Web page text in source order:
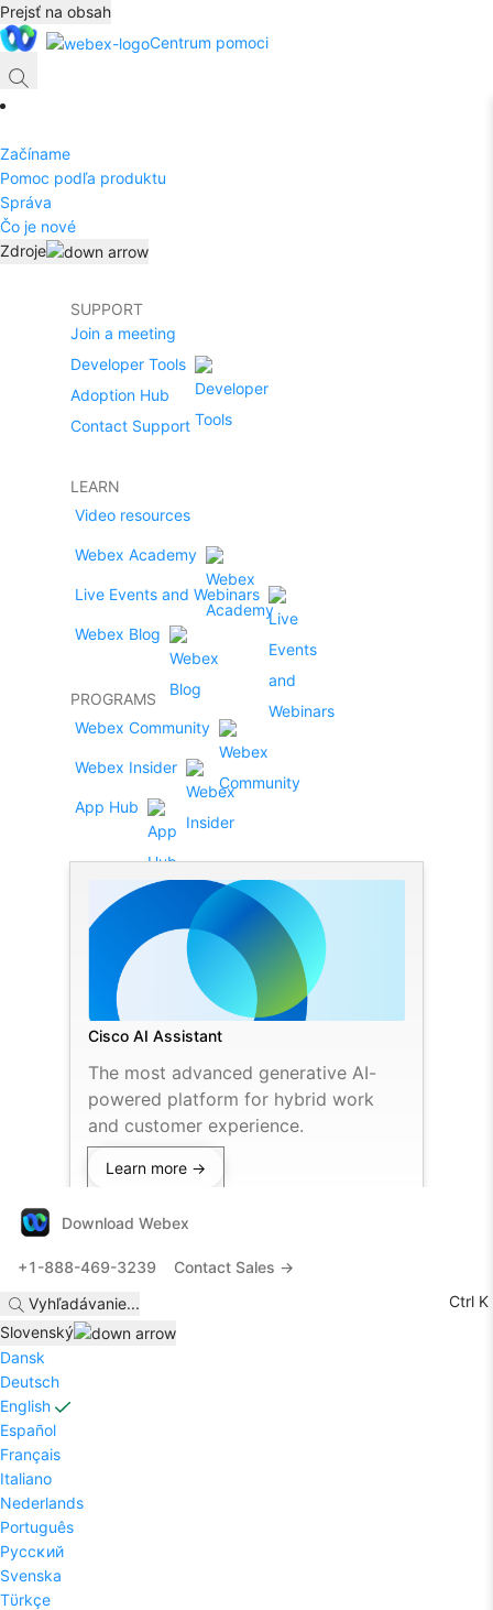
Prejsť na obsah
Centrum pomoci
Začíname
Pomoc podľa produktu
Správa
Čo je nové
Zdroje
SUPPORT
Join a meeting
Developer Tools
Adoption Hub
Contact Support
LEARN
Video resources
Webex Academy
Live Events and Webinars
Webex Blog
PROGRAMS
Webex Community
Webex Insider
App Hub
Cisco AI Assistant
The most advanced generative AI-
powered platform for hybrid work
and customer experience.
Learn more →
Download Webex
+1-888-469-3239
Contact Sales →
Vyhľadávanie...
Ctrl K
Slovenský
Dansk
Deutsch
English
Español
Français
Italiano
Nederlands
Português
Pyccĸий
Svenska
Tϋrkçe